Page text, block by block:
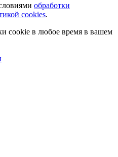
обработки
cookies.
cookie в любое время в вашем